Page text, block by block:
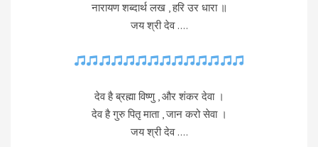
नारायण शब्दार्थ लख , हरि उर धारा ॥
जय श्री देव ….
देव है ब्रह्मा विष्णु , और शंकर देवा ।
देव है गुरु पितृ माता , जान करो सेवा ।
जय श्री देव ….